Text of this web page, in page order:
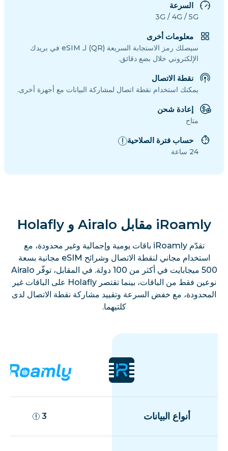
السرعة
3G / 4G / 5G
معلومات أخرى
سيصلك رمز الاستجابة السريعة (QR) لـ eSIM في بريدك
الإلكتروني خلال بضع دقائق.
نقطة الاتصال
يمكنك استخدام نقطة اتصال لمشاركة البيانات مع أجهزة أخرى.
إعادة شحن
متاح
حساب فترة الصلاحية
24 ساعة
iRoamly مقابل Airalo و Holafly
تقدّم iRoamly باقات يومية وإجمالية وغير محدودة، مع
استخدام مجاني لنقطة الاتصال وشرائح eSIM مجانية بسعة
500 ميجابايت في أكثر من 100 دولة. في المقابل، توفّر Airalo
نوعين فقط من الباقات، بينما تقتصر Holafly على الباقات غير
المحدودة، مع خفض السرعة وتقييد مشاركة نقطة الاتصال لدى
كلتيهما.
أنواع البيانات 3